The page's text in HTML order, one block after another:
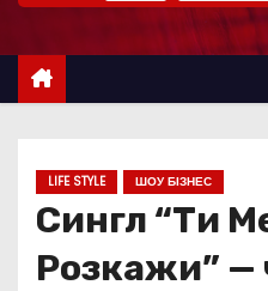
и
LIFE STYLE ШОУ БІЗНЕС
Сингл “Ти
Розкажи” —